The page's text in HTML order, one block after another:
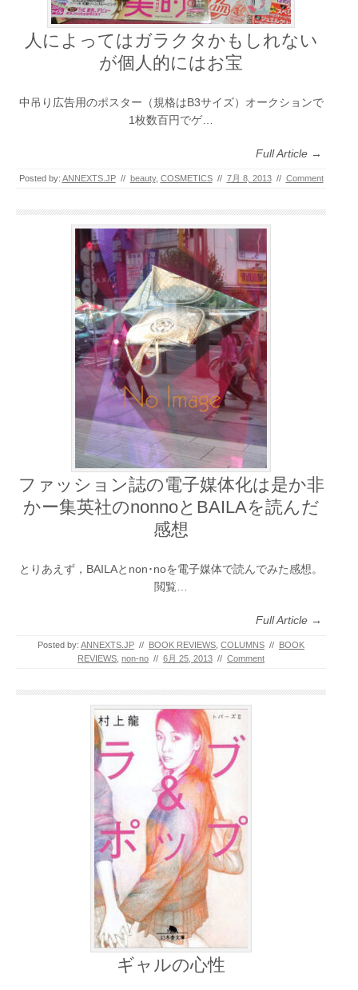
人によってはガラクタかもしれない
が個人的にはお宝
中吊り広告用のポスター（規格はB3サイズ）オークションで
1枚数百円でゲ…
Full Article →
Posted by: ANNEXTS.JP // beauty, COSMETICS // 7月 8, 2013 // Comment
ファッション誌の電子媒体化は是か非
かー集英社のnonnoとBAILAを読んだ
感想
とりあえず，BAILAとnon･noを電子媒体で読んでみた感想。
閲覧…
Full Article →
Posted by: ANNEXTS.JP // BOOK REVIEWS COLUMNS // BOOK
REVIEWS non-no // 6月 25, 2013 // Comment
ギャルの心性